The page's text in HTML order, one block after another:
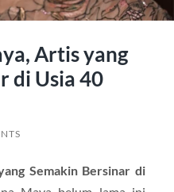
Artis yang
di Usia 40
Semakin Bersinar di